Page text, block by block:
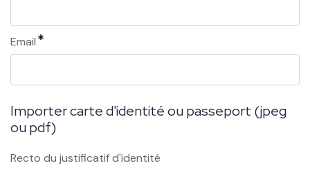
Email
Importer carte d'identité ou passeport (jpeg
ou pdf)
Recto du justificatif d'identité